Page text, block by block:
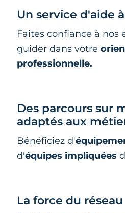
Un service d'aide
Faites confiance à nos
guider dans votre
professionnelle.
Des parcours sur
adaptés aux
Bénéficiez d'
d'équipes impliquées
La force du réseau